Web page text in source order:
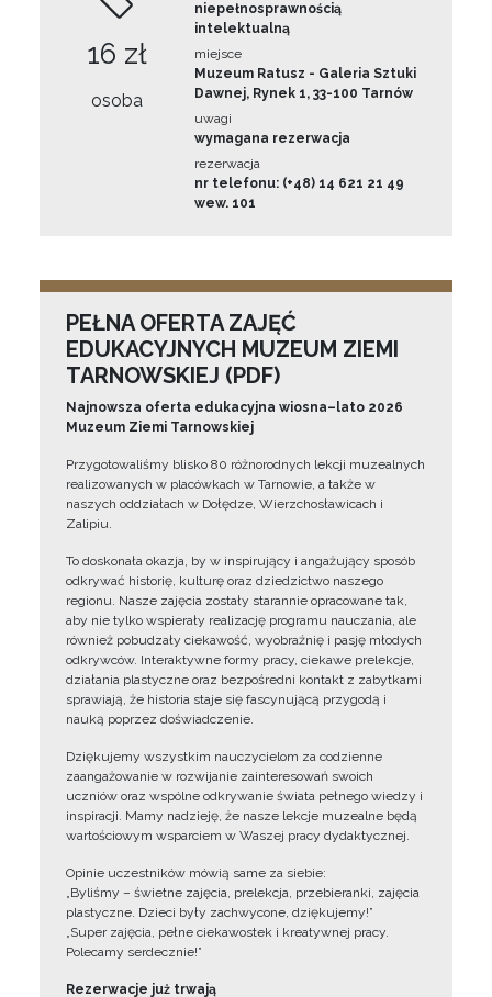
16 zł
osoba
niepełnosprawnością
intelektualną
miejsce
Muzeum Ratusz - Galeria Sztuki
Dawnej, Rynek 1, 33-100 Tarnów
uwagi
wymagana rezerwacja
rezerwacja
nr telefonu: (+48) 14 621 21 49
wew. 101
PEŁNA OFERTA ZAJĘĆ
EDUKACYJNYCH MUZEUM ZIEMI
TARNOWSKIEJ (PDF)
Najnowsza oferta edukacyjna wiosna–lato 2026
Muzeum Ziemi Tarnowskiej
Przygotowaliśmy blisko 80 różnorodnych lekcji muzealnych
realizowanych w placówkach w Tarnowie, a także w
naszych oddziałach w Dołędze, Wierzchosławicach i
Zalipiu.
To doskonała okazja, by w inspirujący i angażujący sposób
odkrywać historię, kulturę oraz dziedzictwo naszego
regionu. Nasze zajęcia zostały starannie opracowane tak,
aby nie tylko wspierały realizację programu nauczania, ale
również pobudzały ciekawość, wyobraźnię i pasję młodych
odkrywców. Interaktywne formy pracy, ciekawe prelekcje,
działania plastyczne oraz bezpośredni kontakt z zabytkami
sprawiają, że historia staje się fascynującą przygodą i
nauką poprzez doświadczenie.
Dziękujemy wszystkim nauczycielom za codzienne
zaangażowanie w rozwijanie zainteresowań swoich
uczniów oraz wspólne odkrywanie świata pełnego wiedzy i
inspiracji. Mamy nadzieję, że nasze lekcje muzealne będą
wartościowym wsparciem w Waszej pracy dydaktycznej.
Opinie uczestników mówią same za siebie:
„Byliśmy – świetne zajęcia, prelekcja, przebieranki, zajęcia
plastyczne. Dzieci były zachwycone, dziękujemy!”
„Super zajęcia, pełne ciekawostek i kreatywnej pracy.
Polecamy serdecznie!”
Rezerwacje już trwają